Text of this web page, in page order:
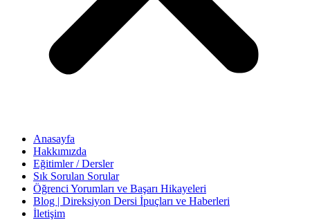
Anasayfa
Hakkımızda
Eğitimler / Dersler
Sık Sorulan Sorular
Öğrenci Yorumları ve Başarı Hikayeleri
Blog | Direksiyon Dersi İpuçları ve Haberleri
İletişim